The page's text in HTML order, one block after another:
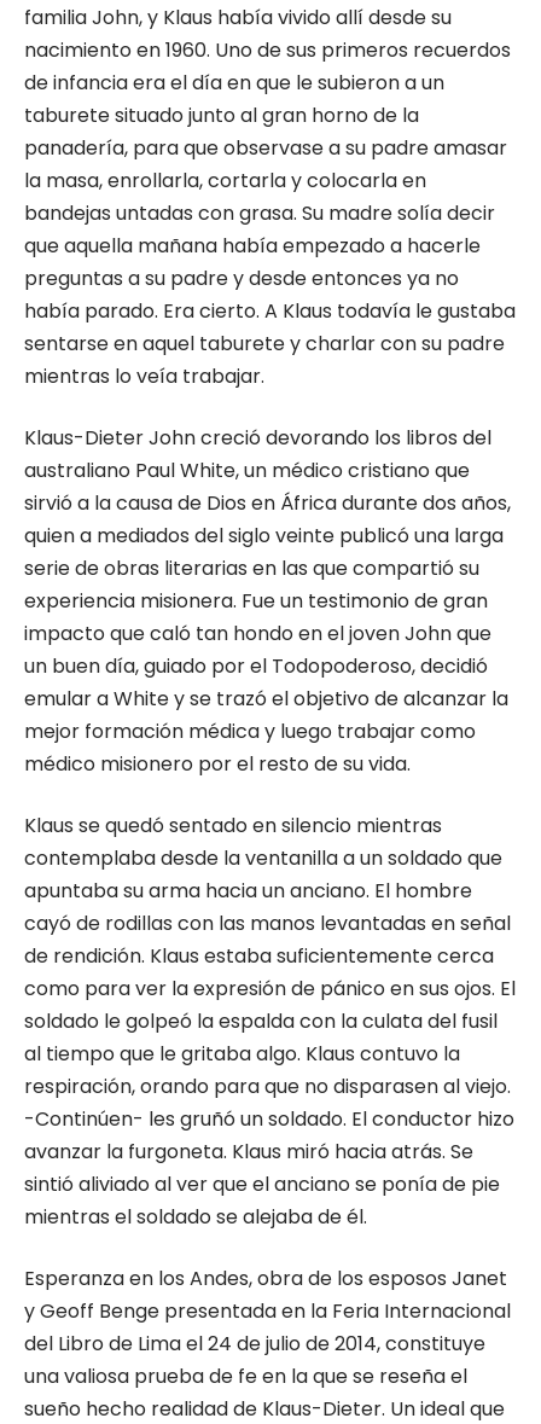
familia John, y Klaus había vivido allí desde su
nacimiento en 1960. Uno de sus primeros recuerdos
de infancia era el día en que le subieron a un
taburete situado junto al gran horno de la
panadería, para que observase a su padre amasar
la masa, enrollarla, cortarla y colocarla en
bandejas untadas con grasa. Su madre solía decir
que aquella mañana había empezado a hacerle
preguntas a su padre y desde entonces ya no
había parado. Era cierto. A Klaus todavía le gustaba
sentarse en aquel taburete y charlar con su padre
mientras lo veía trabajar.
Klaus-Dieter John creció devorando los libros del
australiano Paul White, un médico cristiano que
sirvió a la causa de Dios en África durante dos años,
quien a mediados del siglo veinte publicó una larga
serie de obras literarias en las que compartió su
experiencia misionera. Fue un testimonio de gran
impacto que caló tan hondo en el joven John que
un buen día, guiado por el Todopoderoso, decidió
emular a White y se trazó el objetivo de alcanzar la
mejor formación médica y luego trabajar como
médico misionero por el resto de su vida.
Klaus se quedó sentado en silencio mientras
contemplaba desde la ventanilla a un soldado que
apuntaba su arma hacia un anciano. El hombre
cayó de rodillas con las manos levantadas en señal
de rendición. Klaus estaba suficientemente cerca
como para ver la expresión de pánico en sus ojos. El
soldado le golpeó la espalda con la culata del fusil
al tiempo que le gritaba algo. Klaus contuvo la
respiración, orando para que no disparasen al viejo.
-Continúen- les gruñó un soldado. El conductor hizo
avanzar la furgoneta. Klaus miró hacia atrás. Se
sintió aliviado al ver que el anciano se ponía de pie
mientras el soldado se alejaba de él.
Esperanza en los Andes, obra de los esposos Janet
y Geoff Benge presentada en la Feria Internacional
del Libro de Lima el 24 de julio de 2014, constituye
una valiosa prueba de fe en la que se reseña el
sueño hecho realidad de Klaus-Dieter. Un ideal que